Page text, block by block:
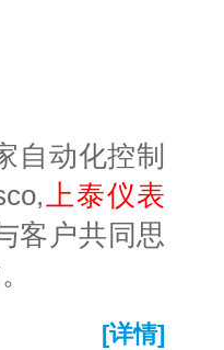
自动化控制
上泰仪表
客户共同思
[详情]